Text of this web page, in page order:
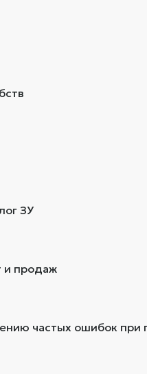
ЗУ
и продаж
частых ошибок при